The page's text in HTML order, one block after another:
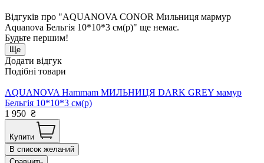
Відгуків про "AQUANOVA CONOR Мильниця мармур
Aquanova Бельгія 10*10*3 см(р)" ще немає.
Будьте першим!
Ще
Додати відгук
Подібні товари
AQUANOVA Hammam МИЛЬНИЦЯ DARK GREY мамур
Бельгія 10*10*3 см(р)
1 950 ₴
Купити
В список желаний